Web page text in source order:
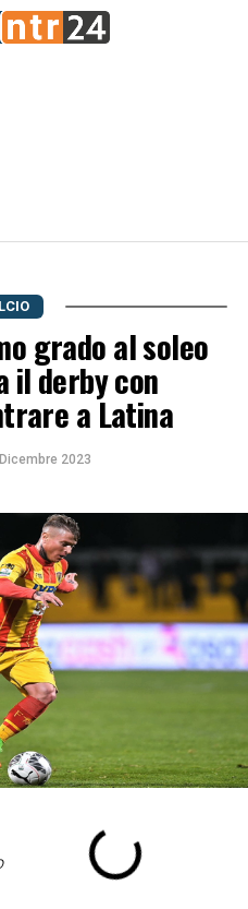
grado al soleo
derby con
a Latina
2023